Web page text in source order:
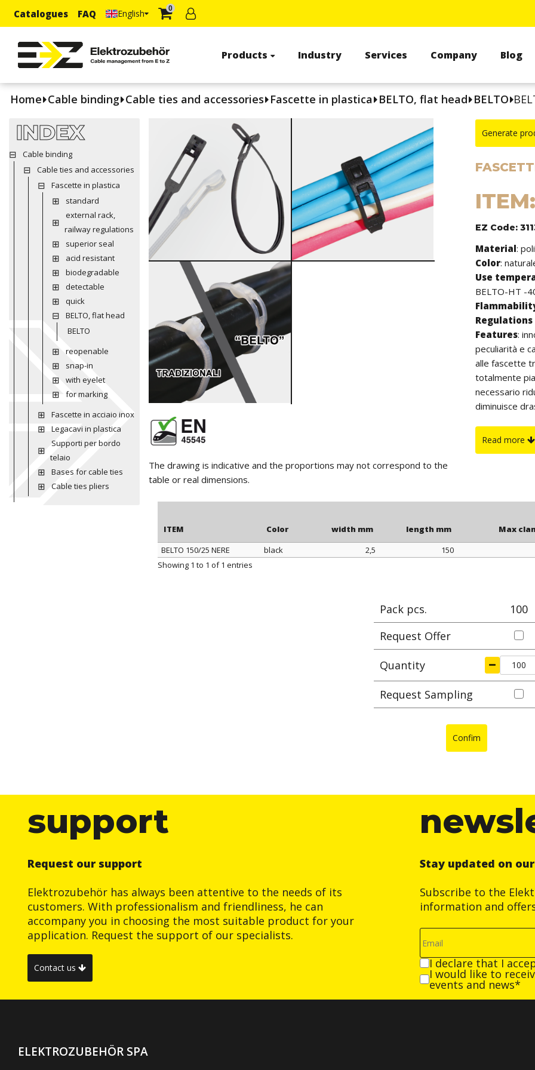
Catalogues FAQ English 0
Products Industry Services Company Blog
Home Cable binding Cable ties and accessories Fascette in plastica BELTO, flat head BELTO
INDEX
Cable binding
Cable ties and accessories
Fascette in plastica
standard
external rack,
railway regulations
superior seal
acid resistant
biodegradable
detectable
quick
BELTO, flat head
BELTO
reopenable
snap-in
with eyelet
for marking
Fascette in acciaio inox
Legacavi in plastica
Supporti per bordo
telaio
Bases for cable ties
Cable ties pliers
The drawing is indicative and the proportions may not correspond to the
table or real dimensions.
Generate
EZ Code:
Material:
Color:
Use
BELTO-HT -
Features:
peculiarità e
alle fascette
totalmente
necessario
diminuisce
dopo il taglio
un sistema di
come nelle
disponibili
Read more
ITEM Color width mm length mm Max
ITEM
BELTO 150/25 NERE black 2,5 150
Showing 1 to 1 of 1 entries
Pack pcs.
100
Request Offer
Quantity
Request Sampling
Confim
support
Request our support
Elektrozubehör has always been attentive to the needs of its
customers. With professionalism and friendliness, he can
accompany you in choosing the most suitable product for your
application. Request the support of our specialists.
Contact us
Stay updated on
Subscribe to the
information and
I declare that I
I would like to
events and news*
ELEKTROZUBEHÖR SPA